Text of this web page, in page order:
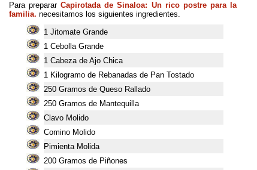
Para prepararCapirotada de Sinaloa: Un rico postre para la
familia. necesitamos los siguientes ingredientes.
1 Jitomate Grande
1 Cebolla Grande
1 Cabeza de Ajo Chica
1 Kilogramo de Rebanadas de Pan Tostado
250 Gramos de Queso Rallado
250 Gramos de Mantequilla
Clavo Molido
Comino Molido
Pimienta Molida
200 Gramos de Piñones